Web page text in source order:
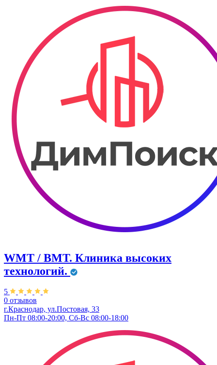
WMT / ВМТ. Клиника высоких
технологий.
5
0 отзывов
г.Краснодар, ул.​Постовая, 33
Пн-Пт 08:00-20:00, Сб-Вс 08:00-18:00